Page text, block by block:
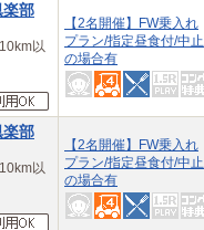
楽部
以
【2名開催】FW乗入れ
プラン/指定昼食付/中止
の場合有
楽部
以
【2名開催】FW乗入れ
プラン/指定昼食付/中止
の場合有